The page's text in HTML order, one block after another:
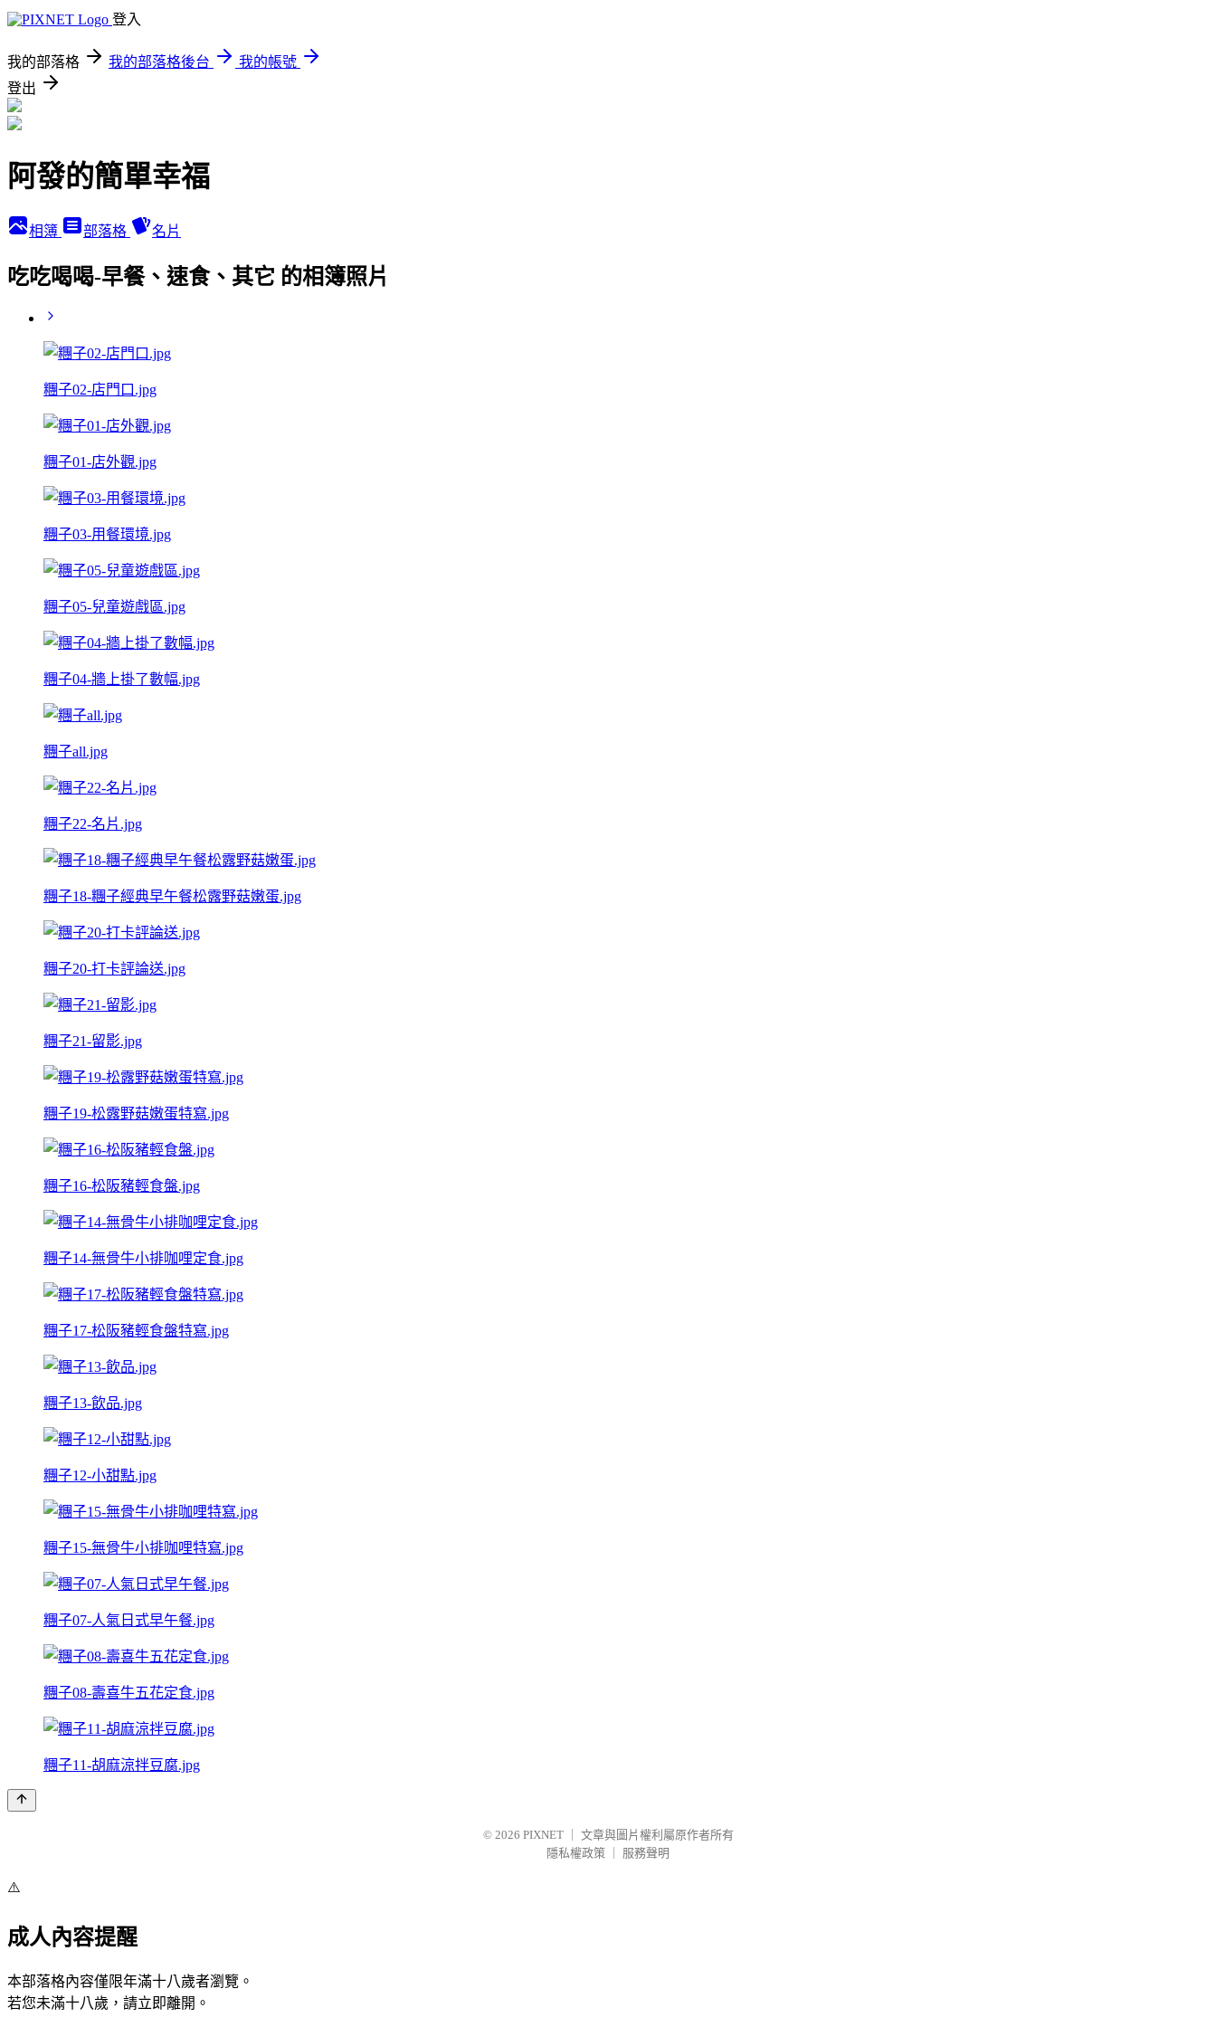
登入
我的部落格 我的部落格後台
我的帳號
登出
阿發的簡單幸福
相簿 部落格 名片
吃吃喝喝-早餐、速食、其它 的相簿照片
糰子02-店門口.jpg
糰子01-店外觀.jpg
糰子03-用餐環境.jpg
糰子05-兒童遊戲區.jpg
糰子04-牆上掛了數幅.jpg
糰子all.jpg
糰子22-名片.jpg
糰子18-糰子經典早午餐松露野菇嫩蛋.jpg
糰子20-打卡評論送.jpg
糰子21-留影.jpg
糰子19-松露野菇嫩蛋特寫.jpg
糰子16-松阪豬輕食盤.jpg
糰子14-無骨牛小排咖哩定食.jpg
糰子17-松阪豬輕食盤特寫.jpg
糰子13-飲品.jpg
糰子12-小甜點.jpg
糰子15-無骨牛小排咖哩特寫.jpg
糰子07-人氣日式早午餐.jpg
糰子08-壽喜牛五花定食.jpg
糰子11-胡麻涼拌豆腐.jpg
© 2026 PIXNET
文章與圖片權利屬原作者所有
隱私權政策
服務聲明
⚠️
成人內容提醒
本部落格內容僅限年滿十八歲者瀏覽。
若您未滿十八歲，請立即離開。